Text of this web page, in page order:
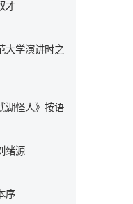
才
大学演讲时之
湖怪人》按语
绪源
序